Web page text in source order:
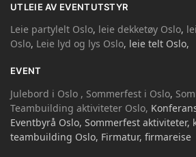
UTLEIE AV EVENTUTSTYR
Leie partylelt Oslo, leie dekketøy Oslo,
Oslo, Leie lyd og lys Oslo, leie telt Oslo,
EVENT
Julebord i Oslo , Sommerfest i Oslo,
Teambuilding aktiviteter Oslo,
Eventbyrå Oslo, Sommerfest aktiviteter,
teambuilding Oslo, Firmatur, firmareise